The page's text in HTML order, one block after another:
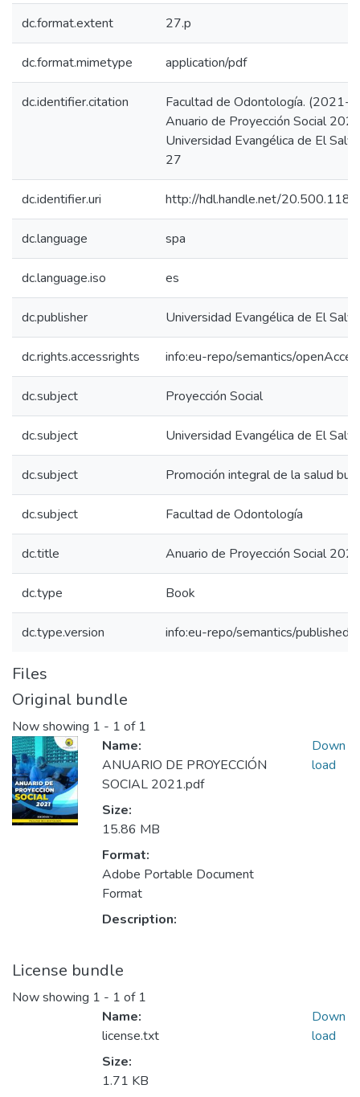
dc.format.extent 27.p
dc.format.mimetype application/pdf
dc.identifier.citation
Facultad de Odontología. (2021-
Anuario de Proyección Social
Universidad Evangélica de El
27
dc.identifier.uri http://hdl.handle.net/
dc.language spa
dc.language.iso es
dc.publisher Universidad Evangélica de El
dc.rights.accessrights info:eu-repo/semantics/
dc.subject Proyección Social
dc.subject Universidad Evangélica de El
dc.subject Promoción integral de la salud
dc.subject Facultad de Odontología
dc.title Anuario de Proyección Social
dc.type Book
dc.type.version info:eu-repo/semantics/
Files
Original bundle
Now showing 1 - 1 of 1
Name:
ANUARIO DE PROYECCIÓN
SOCIAL 2021.pdf
Size:
15.86 MB
Format:
Adobe Portable Document
Format
Description:
Down
load
License bundle
Now showing 1 - 1 of 1
Name:
license.txt
Size:
1.71 KB
Down
load